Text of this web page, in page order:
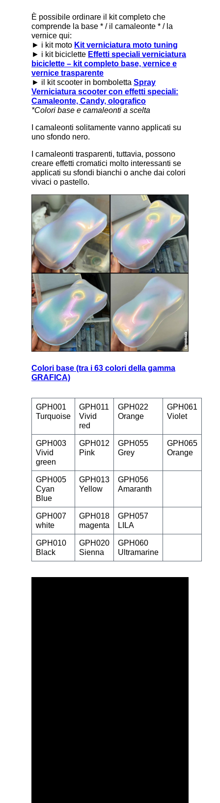
È possibile ordinare il kit completo che
comprende la base * / il camaleonte * / la
vernice qui:
► i kit moto Kit verniciatura moto tuning
► i kit biciclette Effetti speciali verniciatura
biciclette – kit completo base, vernice e
vernice trasparente
► il kit scooter in bomboletta Spray
Verniciatura scooter con effetti speciali:
Camaleonte, Candy, olografico
*Colori base e camaleonti a scelta
I camaleonti solitamente vanno applicati su
uno sfondo nero.
I camaleonti trasparenti, tuttavia, possono
creare effetti cromatici molto interessanti se
applicati su sfondi bianchi o anche dai colori
vivaci o pastello.
Colori base (tra i 63 colori della gamma
GRAFICA)
GPH001
Turquoise
GPH011
Vivid
red
GPH022
Orange
GPH061
Violet
GPH003
Vivid
green
GPH012
Pink
GPH055
Grey
GPH065
Orange
GPH005
Cyan
Blue
GPH013
Yellow
GPH056
Amaranth
GPH007
white
GPH018
magenta
GPH057
LILA
GPH010
Black
GPH020
Sienna
GPH060
Ultramarine